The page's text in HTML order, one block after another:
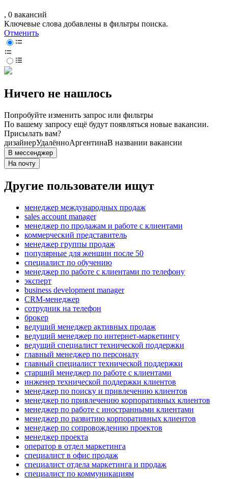
, 0 вакансий
Ключевые слова добавлены в фильтры поиска.
Отменить
Ничего не нашлось
Попробуйте изменить запрос или фильтры
По вашему запросу ещё будут появляться новые вакансии.
Присылать вам?
дизайнерУдалённоАргентинаВ названии вакансии
В мессенджер
На почту
Другие пользователи ищут
менеджер международных продаж
sales account manager
менеджер по продажам и работе с клиентами
коммерческий представитель
менеджер группы продаж
популярные для женщин после 50
специалист по обучению
менеджер по работе с клиентами по телефону
эксперт
business development manager
CRM-менеджер
сотрудник на телефон
брокер
ведущий менеджер активных продаж
ведущий менеджер по интернет-маркетингу
ведущий специалист технической поддержки
главный менеджер по персоналу
главный специалист технической поддержки
старший менеджер по работе с клиентами
инженер технической поддержки клиентов
менеджер по поиску и привлечению клиентов
менеджер по привлечению корпоративных клиентов
менеджер по работе с иностранными клиентами
менеджер по развитию корпоративных клиентов
менеджер по сопровождению проектов
менеджер проекта
оператор в отдел маркетинга
специалист в офис продаж
специалист отдела маркетинга и продаж
специалист по коммуникациям